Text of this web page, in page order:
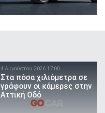
4 Αυγούστου 2026 17:00
Στα πόσα χιλιόμετρα σε
γράφουν οι κάμερες στην
Αττική Οδό